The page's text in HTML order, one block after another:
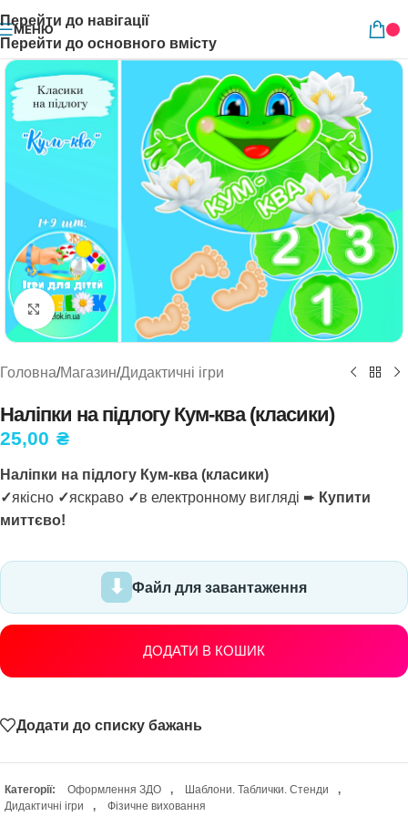
Перейти до навігації
Перейти до основного вмісту
МЕНЮ
Натисніть, щоб збільшити
Головна/Магазин/Дидактичні ігри
Наліпки на підлогу Кум-ква (класики)
25,00 ₴
Наліпки на підлогу Кум-ква (класики)
✓якісно ✓яскраво ✓в електронному вигляді ➨ Купити
миттєво!
Файл для завантаження
ДОДАТИ В КОШИК
Додати до списку бажань
Категорії: Оформлення ЗДО , Шаблони. Таблички. Стенди
,
Дидактичні ігри
, Фізичне виховання